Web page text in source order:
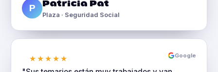
P
Patricia Pat
Plaza · Seguridad Social
★★★★★ Google